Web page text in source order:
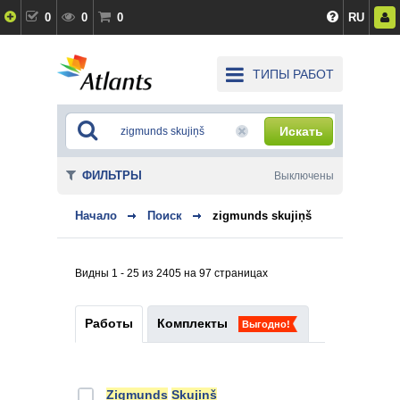
0 0 0 RU
ТИПЫ РАБОТ
Искать
Начало Поиск zigmunds skujiņš
Видны 1 - 25 из 2405 на 97 страницах
Работы Комплекты Выгодно!
Zigmunds Skujiņš
ФИЛЬТРЫ Выключены